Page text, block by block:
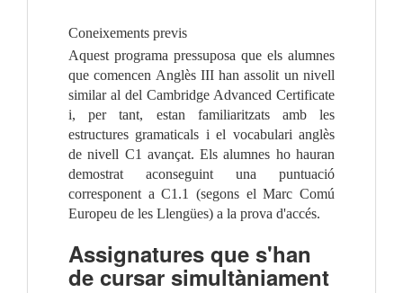
Coneixements previs
Aquest programa pressuposa que els alumnes
que comencen Anglès III han assolit un nivell
similar al del Cambridge Advanced Certificate
i, per tant, estan familiaritzats amb les
estructures gramaticals i el vocabulari anglès
de nivell C1 avançat. Els alumnes ho hauran
demostrat aconseguint una puntuació
corresponent a C1.1 (segons el Marc Comú
Europeu de les Llengües) a la prova d'accés.
Assignatures que s'han
de cursar simultàniament